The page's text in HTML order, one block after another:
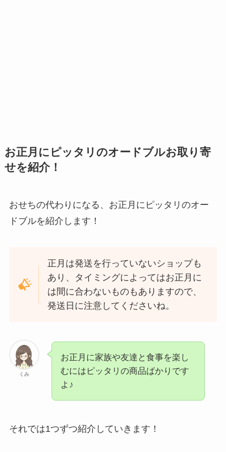
お正月にピッタリのオードブルお取り寄
せを紹介！
おせちの代わりになる、お正月にピッタリのオー
ドブルを紹介します！
正月は発送を行っていないショップも
あり、タイミングによってはお正月に
は間に合わないものもありますので、
発送日に注意してくださいね。
くみ
お正月に家族や友達と食事を楽し
むにはピッタリの商品ばかりです
よ♪
それでは1つずつ紹介していきます！